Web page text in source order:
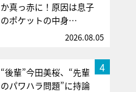
か真っ赤に！原因は息子
のポケットの中身…
2026.08.05
4
“後輩”今田美桜、“先輩
のパワハラ問題”に持論